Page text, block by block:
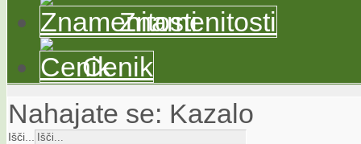
Znamenitosti
Cenik
Nahajate se: Kazalo
Išči...